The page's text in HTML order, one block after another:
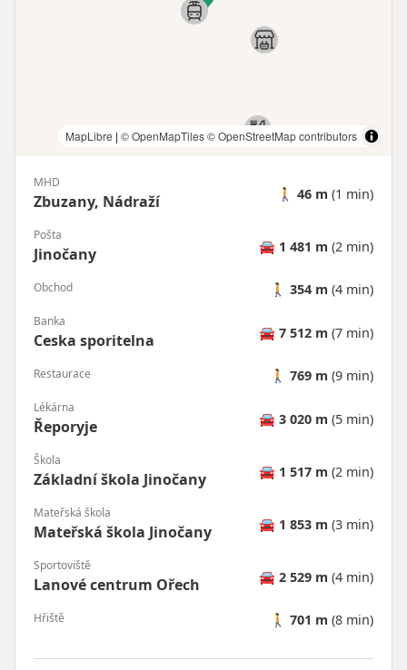
MapLibre | © OpenMapTiles© OpenStreetMap contributors
MHD
Zbuzany, Nádraží 🚶 46 m (1 min)
Pošta
Jinočany 🚘 1 481 m (2 min)
Obchod 🚶 354 m (4 min)
Banka
Ceska sporitelna 🚘 7 512 m (7 min)
Restaurace 🚶 769 m (9 min)
Lékárna
Řeporyje 🚘 3 020 m (5 min)
Škola
Základní škola Jinočany 🚘 1 517 m (2 min)
Mateřská škola
Mateřská škola Jinočany 🚘 1 853 m (3 min)
Sportoviště
Lanové centrum Ořech 🚘 2 529 m (4 min)
Hřiště 🚶 701 m (8 min)